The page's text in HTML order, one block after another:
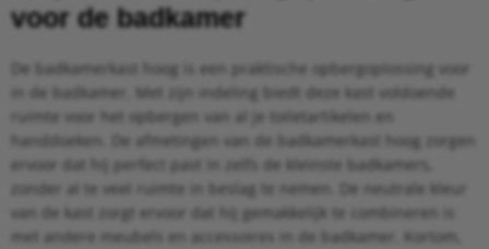
voor de badkamer
De badkamerkast hoog is een praktische opbergoplossing voor
in de badkamer. Met zijn indeling biedt deze kast voldoende
ruimte voor het opbergen van al je toiletartikelen en
handdoeken. De afmetingen van de badkamerkast hoog zorgen
ervoor dat hij perfect past in zelfs de kleinste badkamers,
zonder al te veel ruimte in beslag te nemen. De neutrale kleur
van de kast zorgt ervoor dat hij gemakkelijk te combineren is
met andere meubels en accessoires in de badkamer. Kortom,